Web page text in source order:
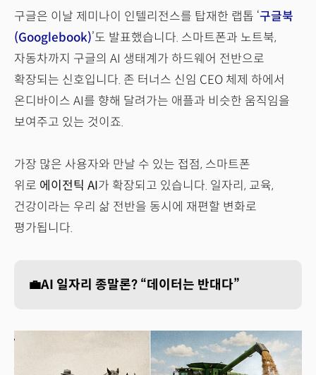
구글은 이날 제미나이 인텔리전스를 탑재한 랩톱 ‘구글북
(Googlebook)’도 발표했습니다. 스마트폰과 노트북,
자동차까지 구글의 AI 생태계가 하드웨어 전반으로
확장되는 신호입니다. 존 터너스 신임 CEO 체제 하에서
온디바이스 AI를 향해 달려가는 애플과 비슷한 움직임을
보여주고 있는 것이죠.
가장 많은 사용자와 만날 수 있는 접점, 스마트폰
위로 에이전틱 AI가 확장되고 있습니다. 일자리, 교육,
건강이라는 우리 삶 전반을 동시에 재편할 변화로
평가됩니다.
💼AI 일자리 종말론? “데이터는 반대다”